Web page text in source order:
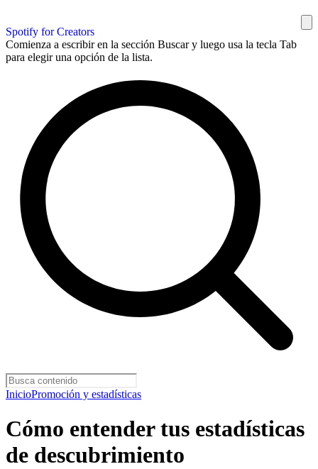
Spotify for Creators
Comienza a escribir en la sección Buscar y luego usa la tecla Tab
para elegir una opción de la lista.
InicioPromoción y estadísticas
Cómo entender tus estadísticas
de descubrimiento